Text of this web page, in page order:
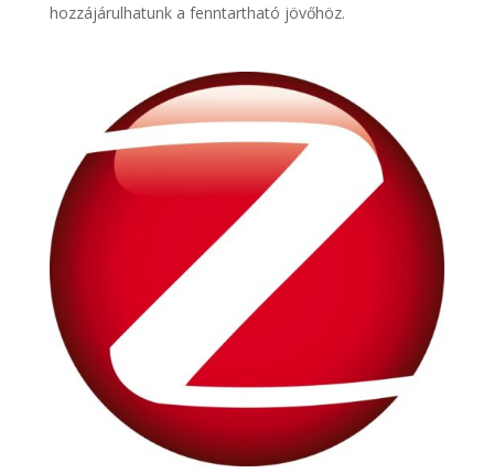
hozzájárulhatunk a fenntartható jövőhöz.